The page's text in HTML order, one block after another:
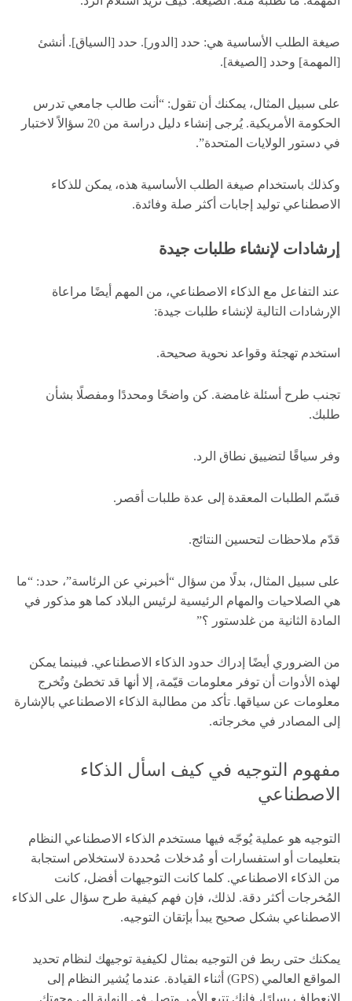
صيغة الطلب الأساسية هي: حدد [الدور]. حدد [السياق]. أنشئ
[المهمة] وحدد [الصيغة].
على سبيل المثال، يمكنك أن تقول: “أنت طالب جامعي تدرس
الحكومة الأمريكية. يُرجى إنشاء دليل دراسة من 20 سؤالاً لاختبار
في دستور الولايات المتحدة”.
وكذلك باستخدام صيغة الطلب الأساسية هذه، يمكن للذكاء
الاصطناعي توليد إجابات أكثر صلة وفائدة.
إرشادات لإنشاء طلبات جيدة
عند التفاعل مع الذكاء الاصطناعي، من المهم أيضًا مراعاة
الإرشادات التالية لإنشاء طلبات جيدة:
استخدم تهجئة وقواعد نحوية صحيحة.
تجنب طرح أسئلة غامضة. كن واضحًا ومحددًا ومفصلًا بشأن
طلبك.
وفر سياقًا لتضييق نطاق الرد.
قسّم الطلبات المعقدة إلى عدة طلبات أقصر.
قدّم ملاحظات لتحسين النتائج.
على سبيل المثال، بدلًا من سؤال “أخبرني عن الرئاسة”، حدد: “ما
هي الصلاحيات والمهام الرئيسية لرئيس البلاد كما هو مذكور في
المادة الثانية من غلدستور ؟”
من الضروري أيضًا إدراك حدود الذكاء الاصطناعي. فبينما يمكن
لهذه الأدوات أن توفر معلومات قيّمة، إلا أنها قد تخطئ وتُخرج
معلومات عن سياقها. تأكد من مطالبة الذكاء الاصطناعي بالإشارة
إلى المصادر في مخرجاته.
مفهوم التوجيه في كيف اسأل الذكاء
الاصطناعي
التوجيه هو عملية يُوجّه فيها مستخدم الذكاء الاصطناعي النظام
بتعليمات أو استفسارات أو مُدخلات مُحددة لاستخلاص استجابة
من الذكاء الاصطناعي. كلما كانت التوجيهات أفضل، كانت
المُخرجات أكثر دقة. لذلك، فإن فهم كيفية طرح سؤال على الذكاء
الاصطناعي بشكل صحيح يبدأ بإتقان التوجيه.
يمكنك حتى ربط فن التوجيه بمثال لكيفية توجيهك لنظام تحديد
المواقع العالمي (GPS) أثناء القيادة. عندما يُشير النظام إلى